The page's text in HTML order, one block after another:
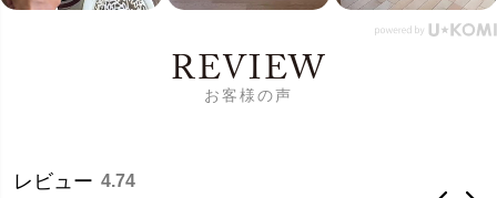
REVIEW
お客様の声
レビュー 4.74